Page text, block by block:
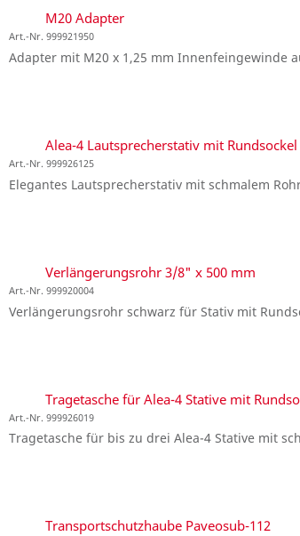
M20 Adapter
Art.-Nr. 999921950
Adapter mit M20 x 1,25 mm Innenfeingewinde
Alea-4 Lautsprecherstativ mit Rundsockel
Art.-Nr. 999926125
Elegantes Lautsprecherstativ mit schmalem
Verlängerungsrohr 3/8" x 500 mm
Art.-Nr. 999920004
Verlängerungsrohr schwarz für Stativ mit
Tragetasche für Alea-4 Stative mit
Art.-Nr. 999926019
Tragetasche für bis zu drei Alea-4 Stative mit
Transportschutzhaube Paveosub-112